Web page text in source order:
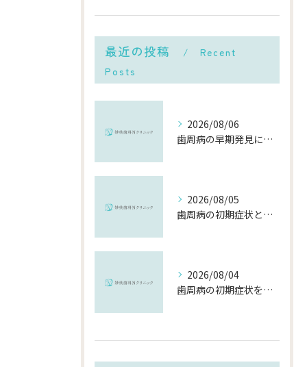
最近の投稿
Recent
Posts
2026/08/06
歯周病の早期発見に役立つチェック方法と千葉県市川市で受診するメリット
2026/08/05
歯周病の初期症状と千葉県市川市で早期に対策を始めるポイント
2026/08/04
歯周病の初期症状を見逃さないために知っておきたいポイントと対策